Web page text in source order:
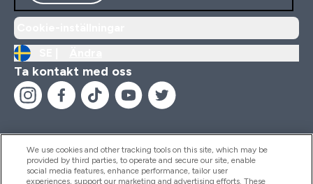
Ta kontakt med oss
Hjälp & Information
We use cookies and other tracking tools on this site, which may be
provided by third parties, to operate and secure our site, enable
social media features, enhance performance, tailor user
experiences, support our marketing and advertising efforts. These